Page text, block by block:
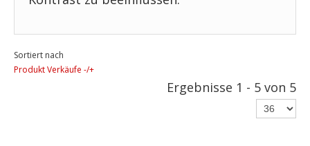
Sortiert nach
Produkt Verkäufe -/+
Ergebnisse 1 - 5 von 5